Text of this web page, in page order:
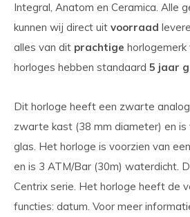
Integral, Anatom en Ceramica. Alle
kunnen wij direct uit voorraad
alles van dit prachtige horlogemerk
horloges hebben standaard 5 jaar
Dit horloge heeft een zwarte
zwarte kast (38 mm diameter) en
glas. Het horloge is voorzien van
en is 3 ATM/Bar (30m) waterdicht.
Centrix serie. Het horloge heeft de
functies: datum. Voor meer